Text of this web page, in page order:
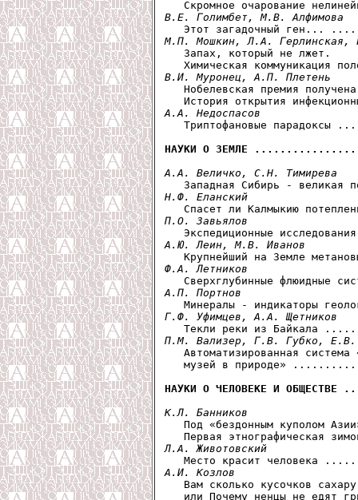
В.Е. Голимбет, M.B. Алфимова
М.П. Мошкин, Л.А. Герлинская,
Запах, который не лжет.
В.И. Муронец, А.П. Плетень
Нобелевская премия
А.А. Недоспасов
Триптофановые
НАУКИ О ЗЕМЛЕ
А.А. Величко, С.Н. Тимирева
Н.Ф. Еланский
П.О. Завьялов
А.Ю. Леин, М.В. Иванов
Ф.А. Летников
А.П. Портнов
Г.Ф. Уфимцев, А.А. Щетников
П.М. Вализер, Г.В. Губко, Е.В.
Автоматизированная система
музей в природе»
НАУКИ О ЧЕЛОВЕКЕ И
К.Л. Банников
Под «бездонным куполом
Л.А. Животовский
А.И. Козлов
Вам сколько кусочков